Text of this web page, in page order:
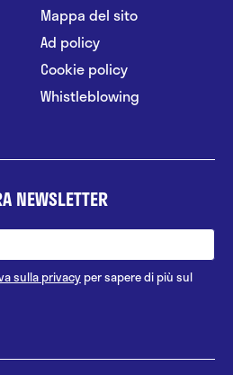
Mappa del sito
Ad policy
Cookie policy
Whistleblowing
NEWSLETTER
sulla privacyper sapere di più sul